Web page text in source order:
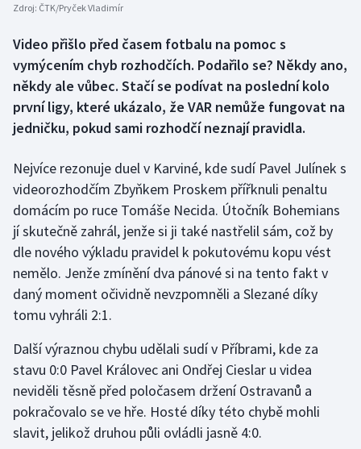
Biatlon
Boby a skeleton
Box
Curling
Dostihy
Florbal
Futsal
Golf
Gymnastika
Házená
Jezdectví
Judo
Aplikace ČT sport
AZ kvíz
Zdroj: ČTK/Pryček Vladimír
Video přišlo před časem fotbalu na pomoc s
vymýcením chyb rozhodčích. Podařilo se? Někdy ano,
někdy ale vůbec. Stačí se podívat na poslední kolo
první ligy, které ukázalo, že VAR nemůže fungovat na
jedničku, pokud sami rozhodčí neznají pravidla.
Nejvíce rezonuje duel v Karviné, kde sudí Pavel Julínek s
videorozhodčím Zbyňkem Proskem přířknuli penaltu
domácím po ruce Tomáše Necida. Útočník Bohemians
jí skutečně zahrál, jenže si ji také nastřelil sám, což by
dle nového výkladu pravidel k pokutovému kopu vést
nemělo. Jenže zmínění dva pánové si na tento fakt v
daný moment očividně nevzpomněli a Slezané díky
tomu vyhráli 2:1.
Další výraznou chybu udělali sudí v Příbrami, kde za
stavu 0:0 Pavel Královec ani Ondřej Cieslar u videa
neviděli těsně před poločasem držení Ostravanů a
pokračovalo se ve hře. Hosté díky této chybě mohli
slavit, jelikož druhou půli ovládli jasně 4:0.